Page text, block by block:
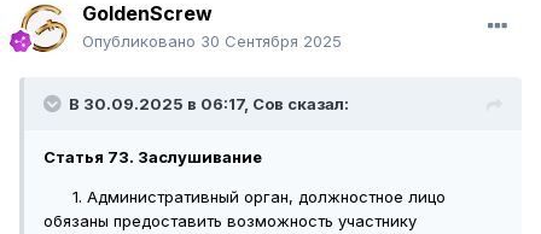
GoldenScrew
Опубликовано 30 Сентября 2025
В 30.09.2025 в 06:17, Сов сказал:
Статья 73. Заслушивание
1. Административный орган, должностное лицо
обязаны предоставить возможность участнику